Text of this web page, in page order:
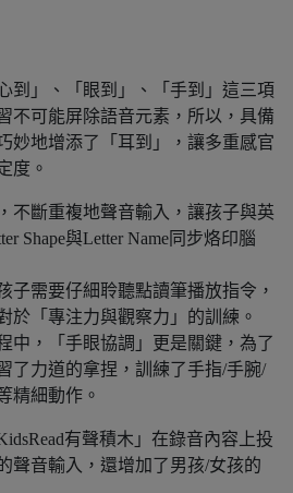
到」、「眼到」、「手到」這三項
不可能屏除語音元素，所以，具備
妙地增添了「耳到」，讓多重感官
度。
不斷重複地聲音輸入，讓孩子與英
Shape與Letter Name同步烙印腦
子需要仔細聆聽點讀筆播放指令，
於「專注力與觀察力」的訓練。
中，「手眼協調」更是關鍵，為了
了力道的拿捏，訓練了手指/手腕/
精細動作。
有聲積木」在錄音內容上投
聲音輸入，還增加了男孩/女孩的